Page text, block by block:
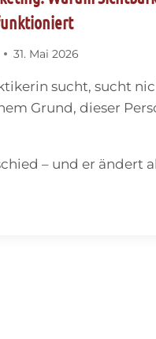
31. Mai 2026
sucht, sucht
Grund, dieser
– und er ändert